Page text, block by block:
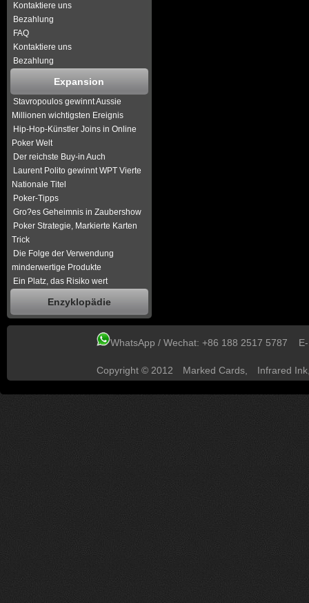
Kontaktiere uns
Bezahlung
FAQ
Kontaktiere uns
Bezahlung
Expansion
Stavropoulos gewinnt Aussie
Millionen wichtigsten Ereignis
Hip-Hop-Künstler Joins in Online
Poker Welt
Der reichste Buy-in Auch
Laurent Polito gewinnt WPT Vierte
Nationale Titel
Poker-Tipps
Gro?es Geheimnis in Zaubershow
Poker Strategie, Markierte Karten
Trick
Die Folge der Verwendung
minderwertige Produkte
Ein Platz, das Risiko wert
Enzyklopädie
WhatsApp / Wechat: +86 188 2517 5787
Copyright © 2012 Marked Cards Infrared Ink